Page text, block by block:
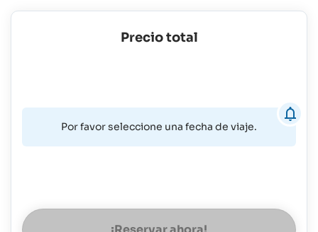
Precio total
Por favor seleccione una fecha de viaje.